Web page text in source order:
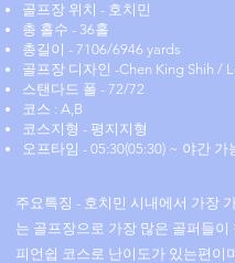
골프장 위치 - 호치민
총 홀수 - 36홀
총길이 - 7106/6946 yards
골프장 디자인 -Chen King Shih /
스탠다드 폴 - 72/72
코스 : A,B
코스지형 - 평지지형
오프타임 - 05:30(05:30) ~ 야간 가
주요특징 - 호치민 시내에서 가장
는 골프장으로 가장 많은 골퍼들이
피언쉽 코스로 난이도가 있는편이